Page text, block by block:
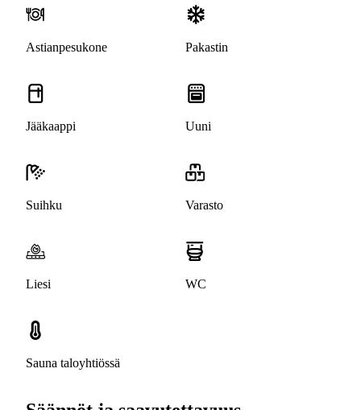
Astianpesukone Pakastin
Jääkaappi Uuni
Suihku Varasto
Liesi WC
Sauna taloyhtiössä